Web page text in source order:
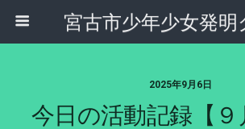
宮古市少年少女発明
2025年9月6日
今日の活動記録【９